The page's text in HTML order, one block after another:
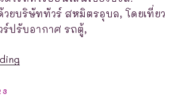
ลำปาง
จ.ลำปาง
วยบริษัททัวร์ สหมิตรอุบล, โดยเที่ยว
ร์ปรับอากาศ รถตู้,